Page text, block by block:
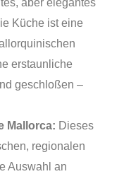
aber elegantes
Küche ist eine
erstaunliche
geschloßen –
Mallorca: Dieses
regionalen
Auswahl an